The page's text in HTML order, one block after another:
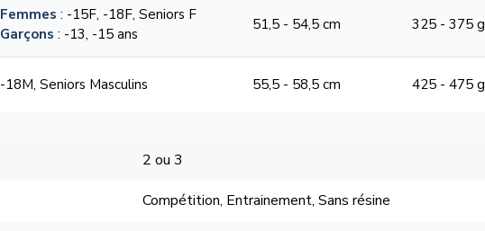
Femmes : -15F, -18F, Seniors F
Garçons : -13, -15 ans
51,5 - 54,5 cm 325 - 375 g
-18M, Seniors Masculins 55,5 - 58,5 cm 425 - 475 g
2 ou 3
Compétition, Entrainement, Sans résine